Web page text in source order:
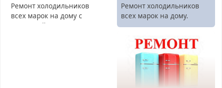
Ремонт холодильников
всех марок на дому с
гарантией. Замена
Ремонт холодильников
всех марок на дому.